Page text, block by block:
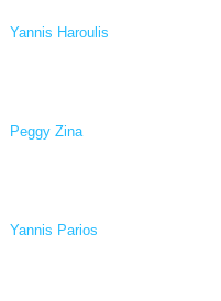
Yannis Haroulis
Peggy Zina
Yannis Parios